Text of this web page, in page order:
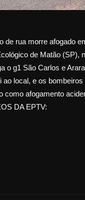
de rua morre afogado
de Matão (SP),
o g1 São Carlos e
ao local, e os
como afogamento
DA EPTV: